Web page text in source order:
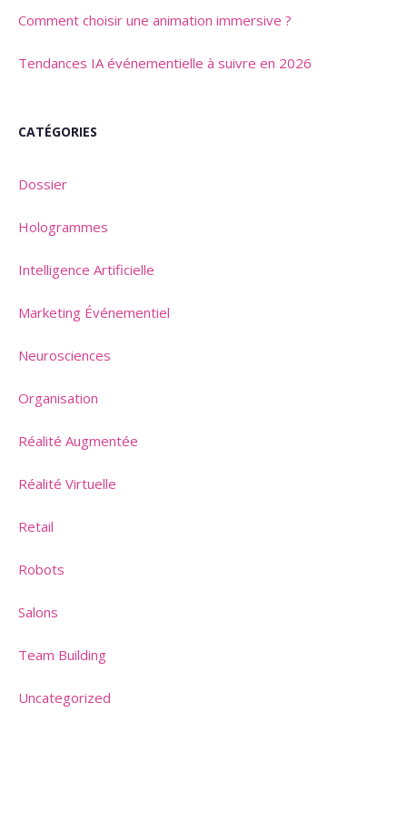
Comment choisir une animation immersive ?
Tendances IA événementielle à suivre en 2026
CATÉGORIES
Dossier
Hologrammes
Intelligence Artificielle
Marketing Événementiel
Neurosciences
Organisation
Réalité Augmentée
Réalité Virtuelle
Retail
Robots
Salons
Team Building
Uncategorized